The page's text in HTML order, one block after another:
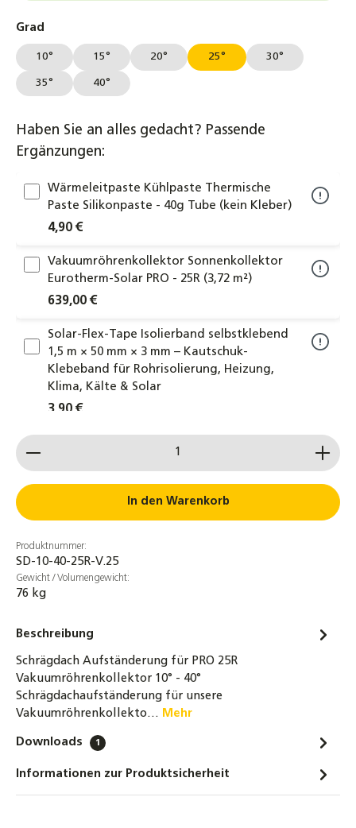
Grad
10° 15° 20° 25° 30°
35° 40°
Haben Sie an alles gedacht? Passende
Ergänzungen:
Wärmeleitpaste Kühlpaste Thermische
Paste Silikonpaste - 40g Tube (kein Kleber)
4,90 €
Vakuumröhrenkollektor Sonnenkollektor
Eurotherm-Solar PRO - 25R (3,72 m²)
639,00 €
Solar-Flex-Tape Isolierband selbstklebend
1,5 m × 50 mm × 3 mm – Kautschuk-
Klebeband für Rohrisolierung, Heizung,
Klima, Kälte & Solar
3,90 €
Kollektorverbinder
NMC PROTAPE® Solar-UV-Tape 2 m × 50 mm
× 0,6 mm – selbstklebendes EPDM-
Isolierband für Rohrisolierungen, UV- &
Dachhaken Edelstahl für Dachsteine,
Dachziegel und Dachpfannen
2,69 €
Dachhaken Edelstahl 3-fach verstellbar für
Dachsteine, Dachziegel und Dachpfannen
4,80 €
Produkt Anzahl: Gib den gewünschten Wert ein
In den Warenkorb
Produktnummer:
SD-10-40-25R-V.25
Gewicht / Volumengewicht:
76 kg
Beschreibung
Schrägdach Aufständerung für PRO 25R
Vakuumröhrenkollektor 10° - 40°
Schrägdachaufständerung für unsere
Vakuumröhrenkollekto… Mehr
Downloads 1
Informationen zur Produktsicherheit